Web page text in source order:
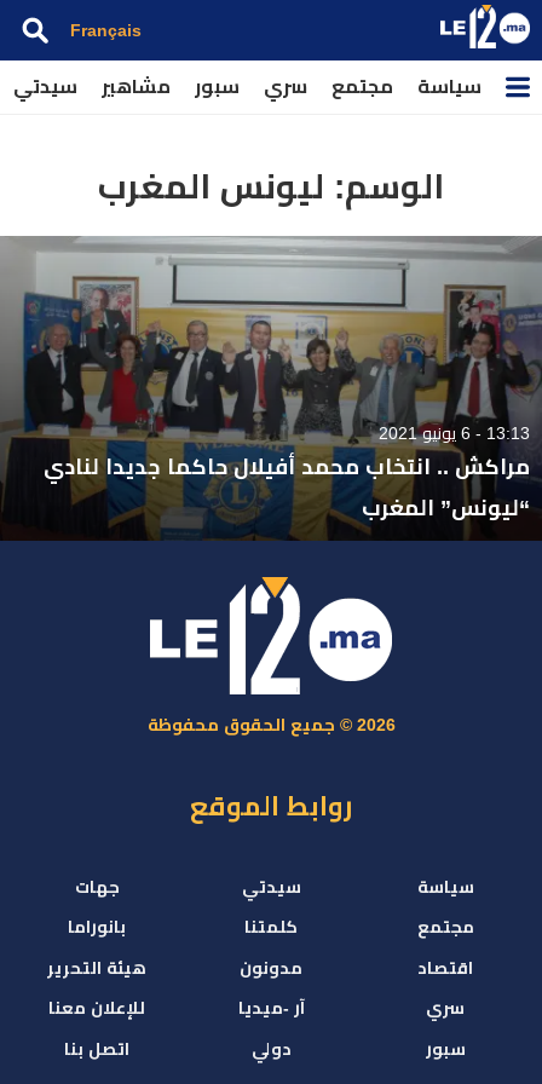
Français
سياسة مجتمع سري سبور مشاهير سيدتي
الوسم: ليونس المغرب
13:13 - 6 يونيو 2021
مراكش .. انتخاب محمد أفيلال حاكما جديدا لنادي
“ليونس” المغرب
2026 © جميع الحقوق محفوظة
روابط الموقع
سياسة
مجتمع
اقتصاد
سري
سبور
سيدتي
كلمتنا
مدونون
آر -ميديا
دولي
جهات
بانوراما
هيئة التحرير
للإعلان معنا
اتصل بنا